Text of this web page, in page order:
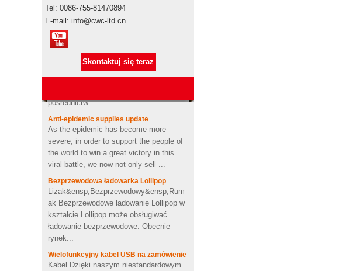
Elektroniczne zestawy
Maszyna do szycia na
zamówienie gumowa pamięć
flash USB
logo Pamięć USB z pamięcią
USB w kształcie pasty do
zębów
Niestandardowe kaktus
formowane 2200 mah miękki
power bank pcv
Spersonalizowana
bezprzewodowa ładowarka o
kształcie serca z miękkiego
4Ω 2W dobry
Tel: 0086-755-81470894
E-mail: info@cwc-ltd.cn
Skontaktuj się teraz
Autoryzacja marki
Autoryzacja marki Produkty promocyjne
są produktami markowymi, gdy
podejmują transport morski w celu
importowania, sprawdzajcie go"s za
Anti-epidemic supplies update
As the epidemic has become more
severe, in order to support the people of
the world to win a great victory in this
viral battle, we now not only sell ...
Bezprzewodowa ładowarka Lollipop
Lizak&ensp;Bezprzewodowy&ensp;Rum
ak Bezprzewodowe ładowanie Lollipop w
kształcie Lollipop może obsługiwać
ładowanie bezprzewodowe. Obecnie
rynek...
Wielofunkcyjny kabel USB na zamówienie
Kabel Dzięki naszym niestandardowym
kablom do ładowania urządzenia